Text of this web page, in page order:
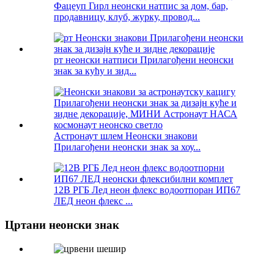
Фацеуп Гирл неонски натпис за дом, бар,
продавницу, клуб, журку, провод...
рт неонски натписи Прилагођени неонски
знак за кућу и зид...
Астронаут шлем Неонски знакови
Прилагођени неонски знак за хоу...
12В РГБ Лед неон флекс водоотпоран ИП67
ЛЕД неон флекс ...
Цртани неонски знак